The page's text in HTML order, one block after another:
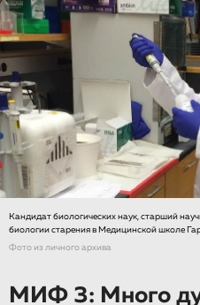
Кандидат биологических наук, старший
биологии старения в Медицинской школе
Фото из личного архива
МИФ 3: Много